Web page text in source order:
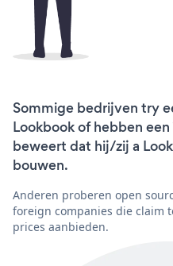
Sommige bedrijven try
Lookbook of hebben
beweert dat hij/zij a
bouwen.
Anderen proberen open
foreign companies die claim
prices aanbieden.